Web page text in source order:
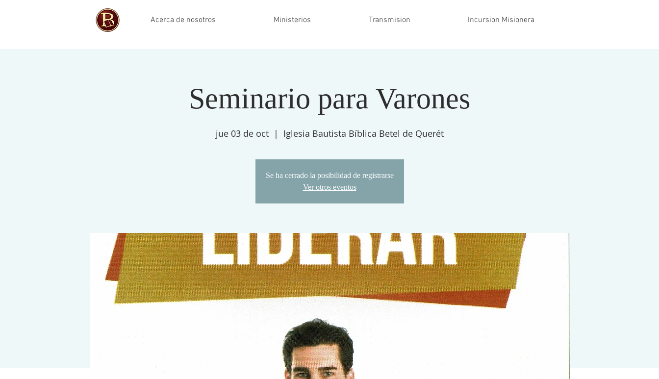
Acerca de nosotros Ministerios Transmision Incursion Misionera
Seminario para Varones
jue 03 de oct
  |
Iglesia Bautista Bíblica Betel de Querét
Se ha cerrado la posibilidad de registrarse
Ver otros eventos